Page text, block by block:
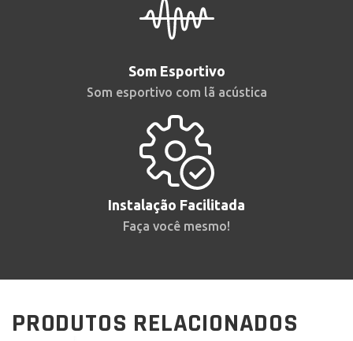
Som Esportivo
Som esportivo com lã acústica
Instalação Facilitada
Faça você mesmo!
PRODUTOS RELACIONADOS